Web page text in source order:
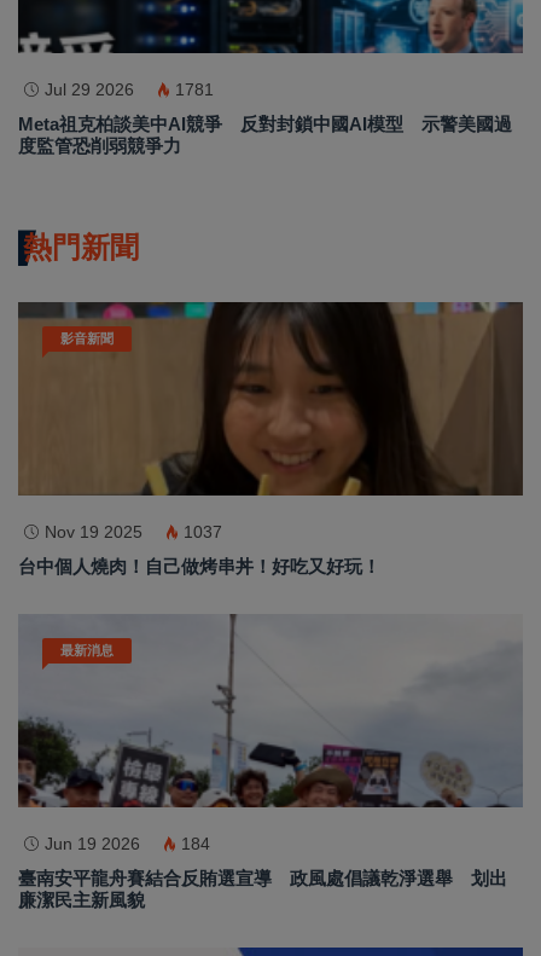
Jul 29 2026 1781
Meta祖克柏談美中AI競爭 反對封鎖中國AI模型 示警美國過
度監管恐削弱競爭力
熱門新聞
影音新聞
Nov 19 2025 1037
台中個人燒肉！自己做烤串丼！好吃又好玩！
最新消息
Jun 19 2026 184
臺南安平龍舟賽結合反賄選宣導 政風處倡議乾淨選舉 划出
廉潔民主新風貌